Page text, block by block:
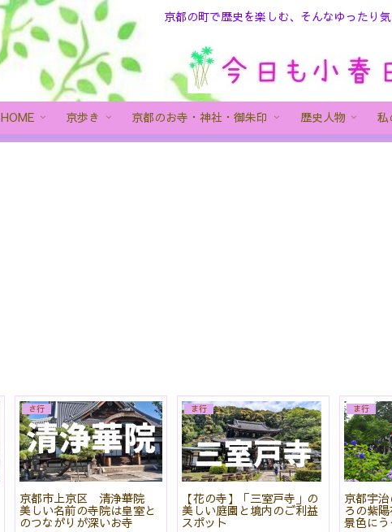
京都の町で歴史を楽しむ、そんなゆったり
HOME 京歩き 京都のお寺・神社・御朱印 歴史人物 私
さ行
京都市上京区 清浄華院
美しい名前の寺院は皇室と
のつながりが深いお寺
ま行
【花の寺】「三室戸寺」の
美しい庭園と境内のご利益
スポット
ま行
京都宇
ろの紫
景色にう